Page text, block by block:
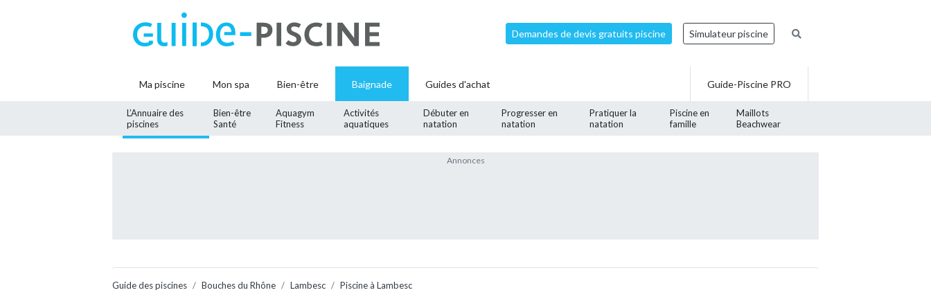
Demandes de devis gratuits piscine Simulateur piscine
Ma piscine Mon spa Bien-être Baignade
L’Annuaire des
piscines
Bien-être
Santé
Aquagym
Fitness
Activités
aquatiques
Débuter en
natation
Progresser en
natation
Pratiquer la
natation
Piscine en
famille
Maillots
Beachwear
Guides d'achat Guide-Piscine PRO
Guide des piscines Bouches du Rhône Lambesc Piscine à Lambesc